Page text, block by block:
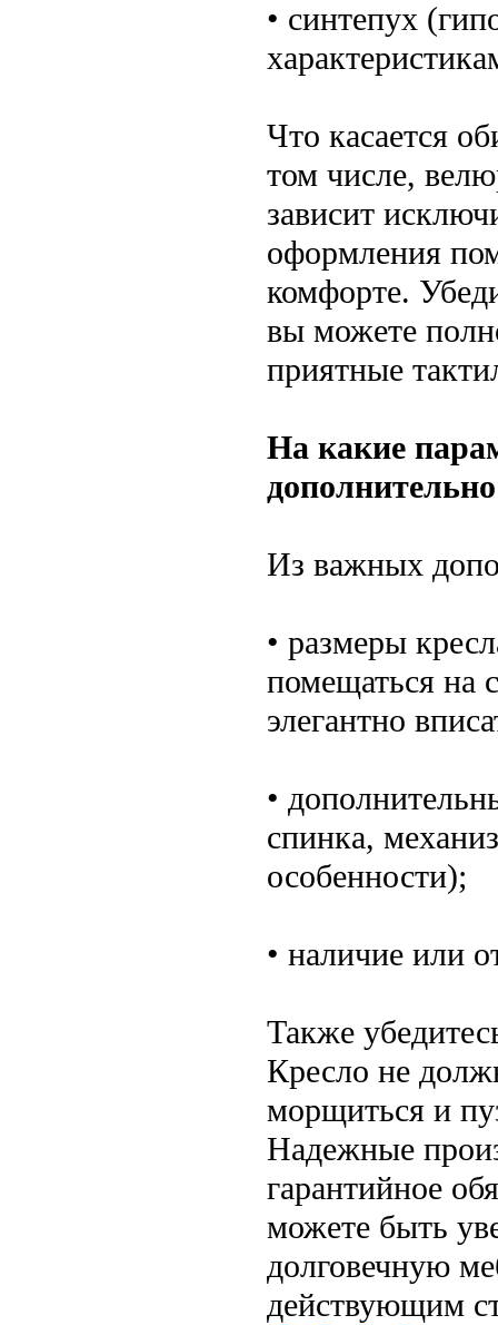
• синтепух
Что касается
том числе,
зависит
оформления
комфорте.
вы можете
приятные
На какие
дополнительно
Из важных
• размеры
помещаться на
элегантно
•
спинка,
особенности);
• наличие или
Также
Кресло не
морщиться и
Надежные
гарантийное
можете быть
долговечную
действующим